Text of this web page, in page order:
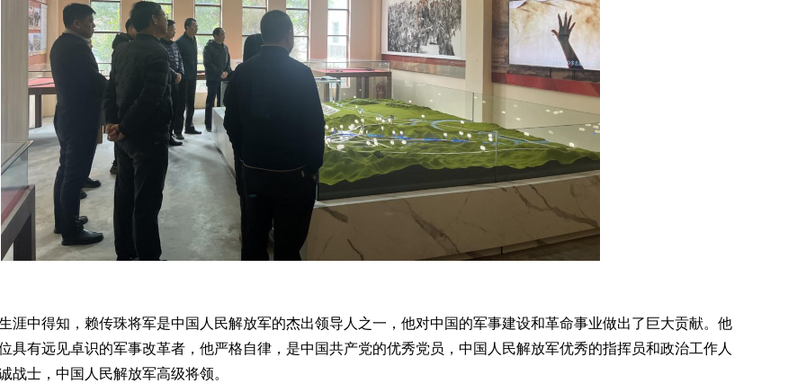
涯中得知，赖传珠将军是中国人民解放军的杰出领导人之一，他对中国的军事建设和革命事业做出了巨大贡献。他
具有远见卓识的军事改革者，他严格自律，是中国共产党的优秀党员，中国人民解放军优秀的指挥员和政治工作人
战士，中国人民解放军高级将领。